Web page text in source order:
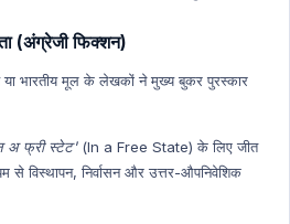
(अंग्रेजी फिक्शन)
भारतीय मूल के लेखकों ने मुख्य बुकर पुरस्कार
अ फ्री स्टेट'(In a Free State) के लिए जीत
से विस्थापन, निर्वासन और उत्तर-औपनिवेशिक